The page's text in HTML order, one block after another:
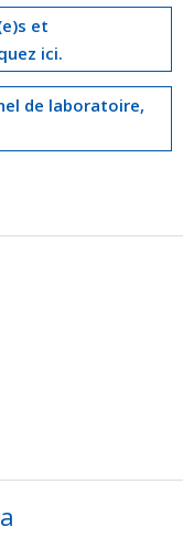
et
ici.
de laboratoire,